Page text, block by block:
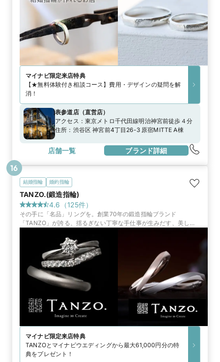
マイナビ限定来店特典
【★無料体験付き相談コース】費用・デザインの疑問を解
消！
表参道店（直営店）
アクセス： 東京メトロ千代田線明治神宮前徒歩４分
住所： 渋谷区 神宮前4丁目26-3 原宿MITTE A棟
店舗一覧 ブランド詳細
結婚指輪 婚約指輪
TANZO.(鍛造指輪)
4.6 （125件）
その手に「名品」リングを。創業70年の鍛造指輪ブランド
「TANZO」が誇る、揺るぎない丁寧な手仕事が生みだす、美しく
マイナビ限定来店特典
TANZOとマイナビウエディングから最大61,000円分の特
典をプレゼント！
16